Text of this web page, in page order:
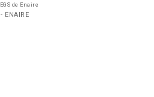
EGS de Enaire
- ENAIRE